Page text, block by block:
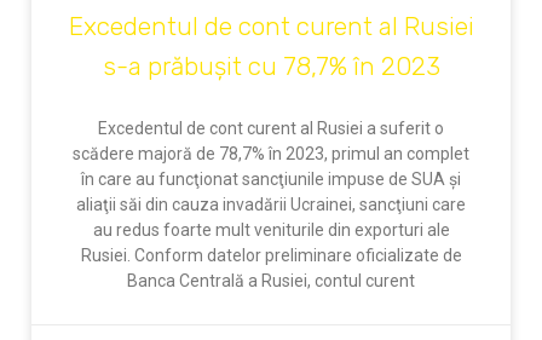
Excedentul de cont curent al Rusiei
s-a prăbușit cu 78,7% în 2023
Excedentul de cont curent al Rusiei a suferit o
scădere majoră de 78,7% în 2023, primul an complet
în care au funcţionat sancţiunile impuse de SUA şi
aliaţii săi din cauza invadării Ucrainei, sancţiuni care
au redus foarte mult veniturile din exporturi ale
Rusiei. Conform datelor preliminare oficializate de
Banca Centrală a Rusiei, contul curent